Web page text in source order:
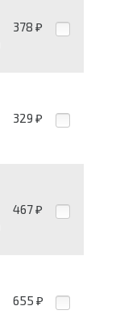
378 ₽
329 ₽
467 ₽
655 ₽